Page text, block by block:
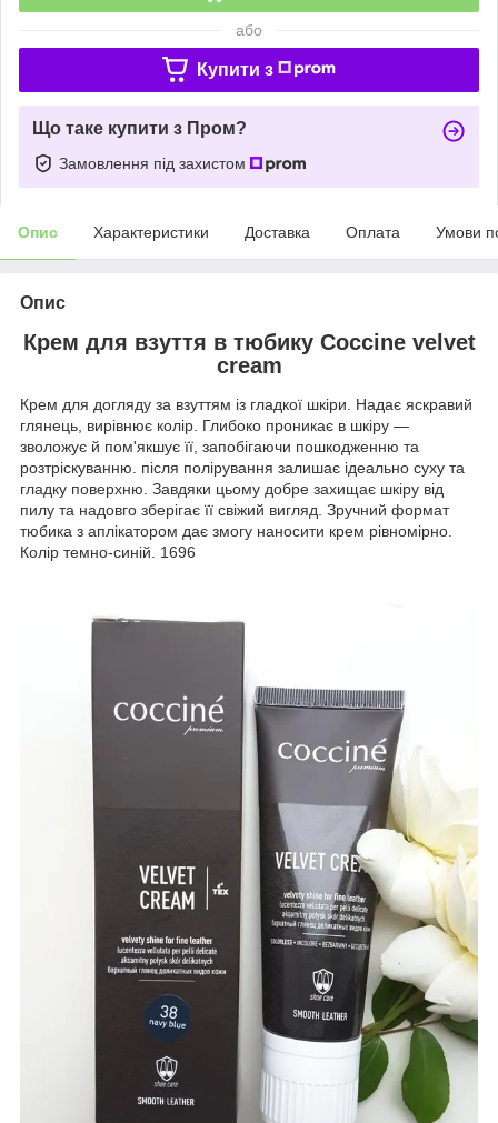
або
Купити з
Що таке купити з Пром?
Замовлення під захистом
Опис Характеристики Доставка Оплата Умови
Опис
Крем для взуття в тюбику Coccine velvet
cream
Крем для догляду за взуттям із гладкої шкіри. Надає яскравий
глянець, вирівнює колір. Глибоко проникає в шкіру —
зволожує й пом'якшує її, запобігаючи пошкодженню та
розтріскуванню. після полірування залишає ідеально суху та
гладку поверхню. Завдяки цьому добре захищає шкіру від
пилу та надовго зберігає її свіжий вигляд. Зручний формат
тюбика з аплікатором дає змогу наносити крем рівномірно.
Колір темно-синій. 1696